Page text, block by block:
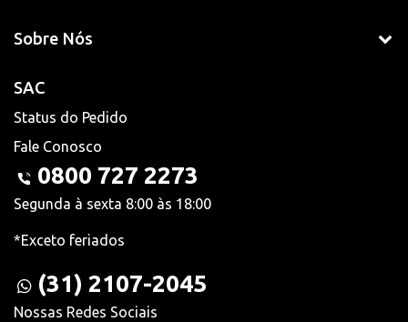
Sobre Nós
SAC
Status do Pedido
Fale Conosco
0800 727 2273
Segunda à sexta 8:00 às 18:00
*Exceto feriados
(31) 2107-2045
Nossas Redes Sociais